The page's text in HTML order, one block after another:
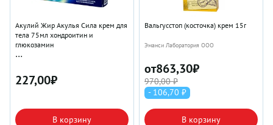
Акулий Жир Акулья Сила крем для
тела 75мл хондроитин и
глюкозамин
227,00₽
В корзину
Вальгусстоп (косточка) крем 15г
Эманси Лаборатория ООО
от863,30₽
970,00 ₽
- 106,70 ₽
В корзину